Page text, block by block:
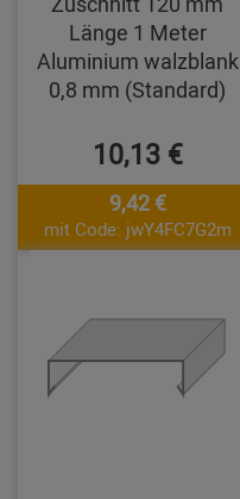
Länge 1 Meter
Aluminium walzblank
0,8 mm (Standard)
10,13 €
9,42 €
mit Code: jwY4FC7G2m